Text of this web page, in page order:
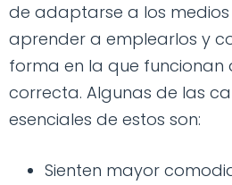
de adaptarse a los medios
aprender a emplearlos y
forma en la que funcionan
correcta. Algunas de las
esenciales de estos son:
Sienten mayor